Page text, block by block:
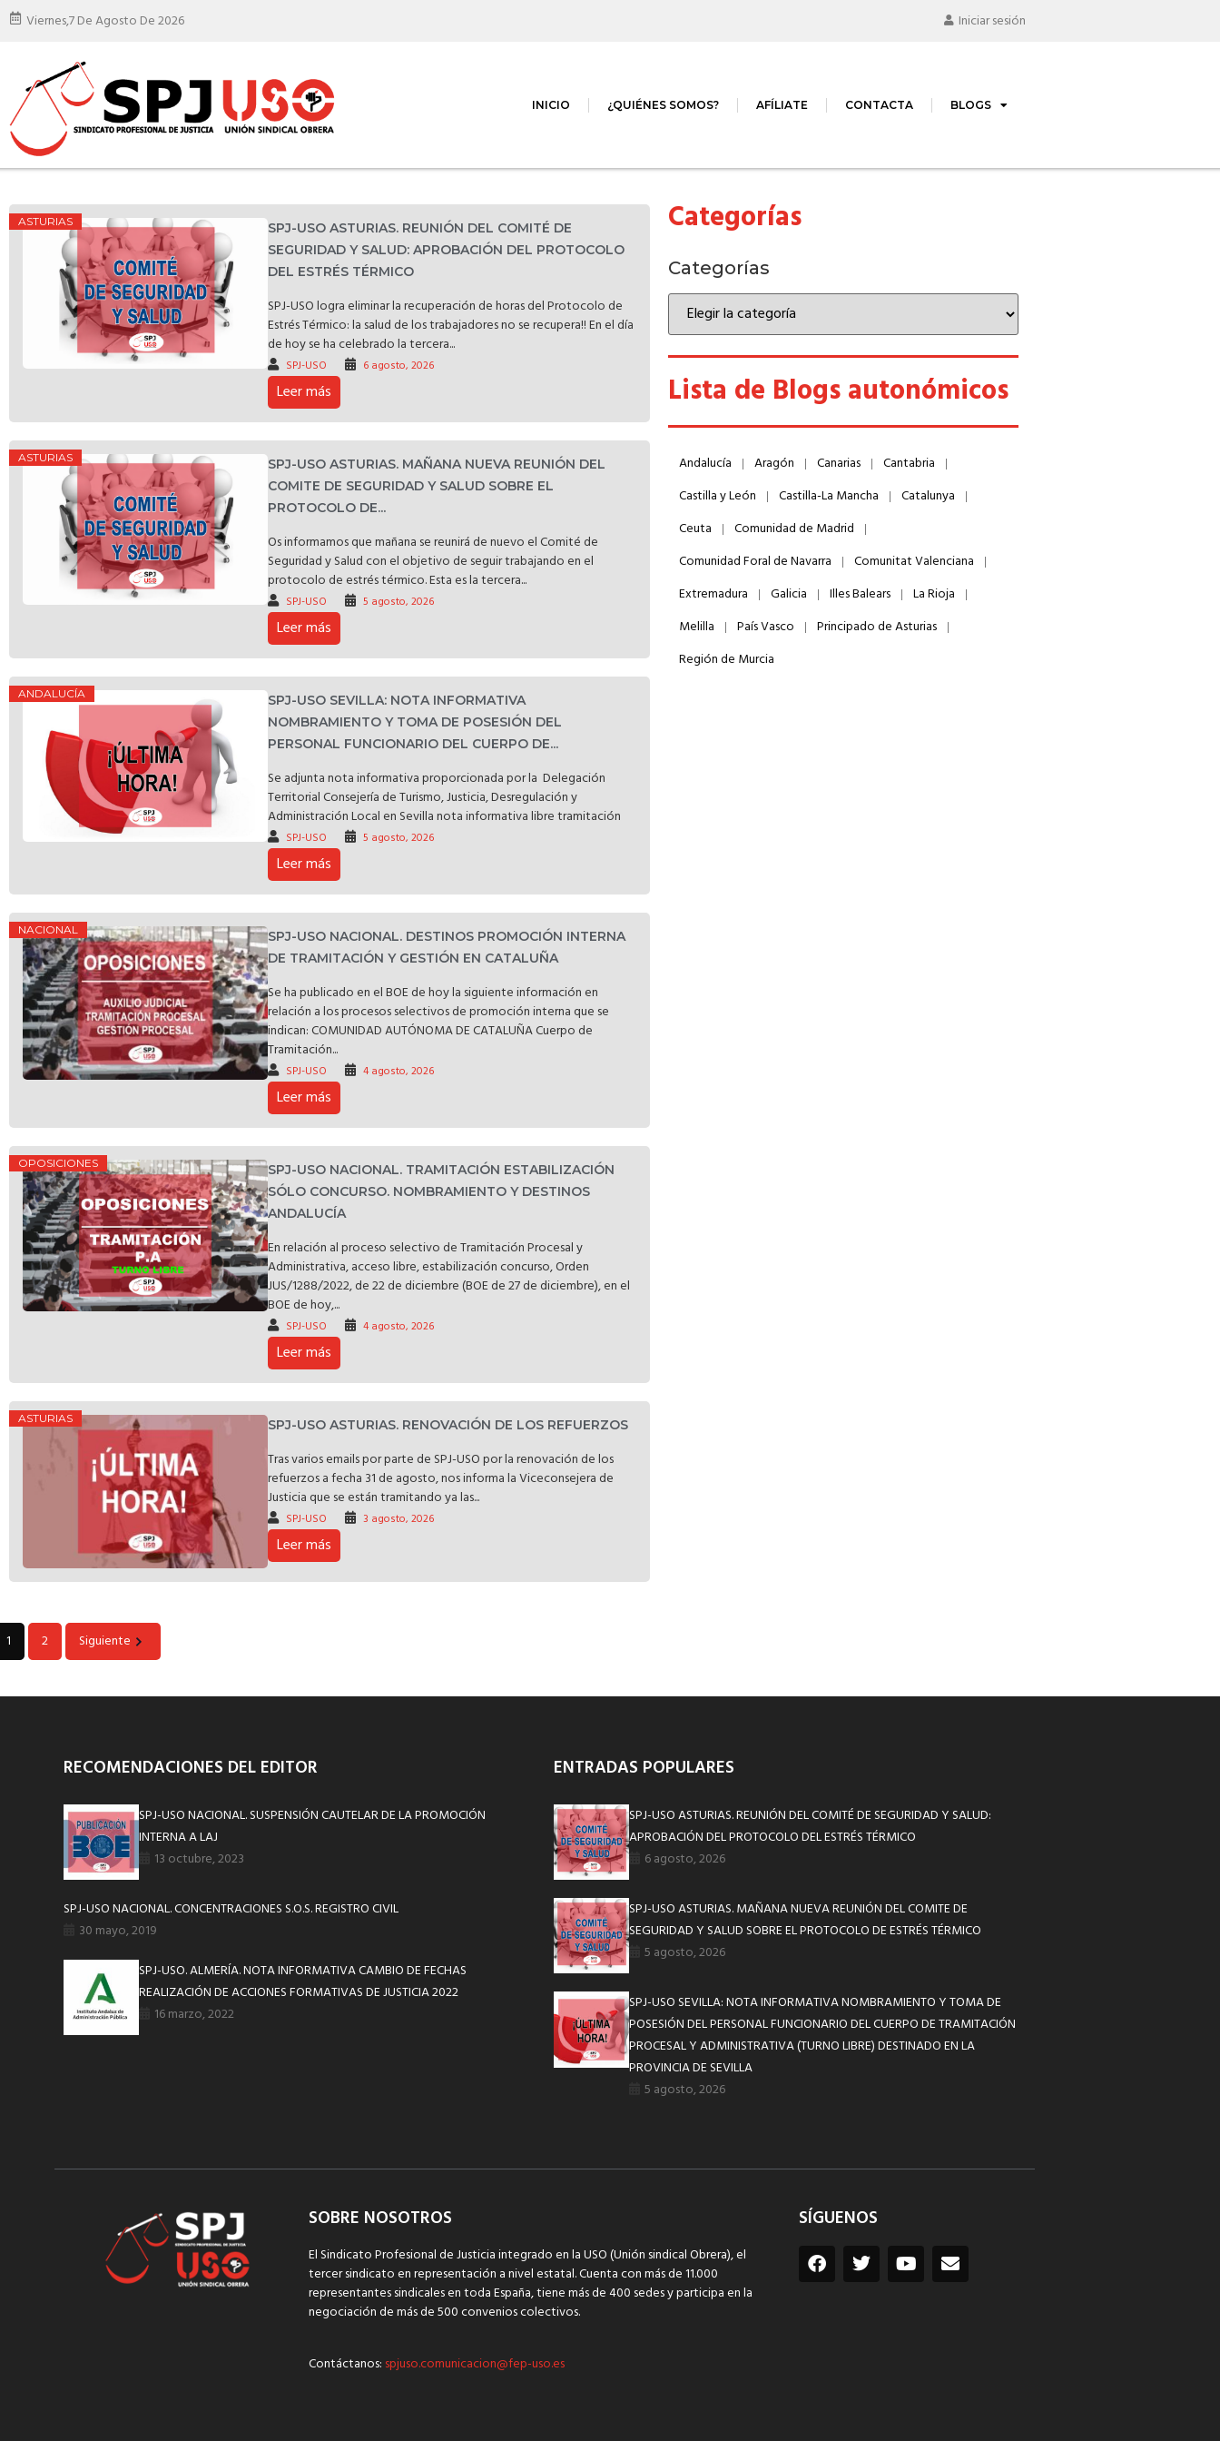
Viernes,7 De Agosto De 2026 Iniciar sesión
INICIO ¿QUIÉNES SOMOS? AFÍLIATE CONTACTA BLOGS
ASTURIAS
SPJ-USO ASTURIAS. REUNIÓN DEL COMITÉ DE
SEGURIDAD Y SALUD: APROBACIÓN DEL PROTOCOLO
DEL ESTRÉS TÉRMICO
SPJ-USO logra eliminar la recuperación de horas del Protocolo de
Estrés Térmico: la salud de los trabajadores no se recupera!! En el día
de hoy se ha celebrado la tercera...
SPJ-USO 6 agosto, 2026
Leer más
ASTURIAS
SPJ-USO ASTURIAS. MAÑANA NUEVA REUNIÓN DEL
COMITE DE SEGURIDAD Y SALUD SOBRE EL
PROTOCOLO DE...
Os informamos que mañana se reunirá de nuevo el Comité de
Seguridad y Salud con el objetivo de seguir trabajando en el
protocolo de estrés térmico. Esta es la tercera...
SPJ-USO 5 agosto, 2026
Leer más
ANDALUCÍA
SPJ-USO SEVILLA: NOTA INFORMATIVA
NOMBRAMIENTO Y TOMA DE POSESIÓN DEL
PERSONAL FUNCIONARIO DEL CUERPO DE...
Se adjunta nota informativa proporcionada por la Delegación
Territorial Consejería de Turismo, Justicia, Desregulación y
Administración Local en Sevilla nota informativa libre tramitación
SPJ-USO 5 agosto, 2026
Leer más
NACIONAL
SPJ-USO NACIONAL. DESTINOS PROMOCIÓN INTERNA
DE TRAMITACIÓN Y GESTIÓN EN CATALUÑA
Se ha publicado en el BOE de hoy la siguiente información en
relación a los procesos selectivos de promoción interna que se
indican: COMUNIDAD AUTÓNOMA DE CATALUÑA Cuerpo de
Tramitación...
SPJ-USO 4 agosto, 2026
Leer más
OPOSICIONES
SPJ-USO NACIONAL. TRAMITACIÓN ESTABILIZACIÓN
SÓLO CONCURSO. NOMBRAMIENTO Y DESTINOS
ANDALUCÍA
En relación al proceso selectivo de Tramitación Procesal y
Administrativa, acceso libre, estabilización concurso, Orden
JUS/1288/2022, de 22 de diciembre (BOE de 27 de diciembre), en el
BOE de hoy,...
SPJ-USO 4 agosto, 2026
Leer más
ASTURIAS SPJ-USO ASTURIAS. RENOVACIÓN DE LOS REFUERZOS
Tras varios emails por parte de SPJ-USO por la renovación de los
refuerzos a fecha 31 de agosto, nos informa la Viceconsejera de
Justicia que se están tramitando ya las...
SPJ-USO 3 agosto, 2026
Leer más
1 2 Siguiente
Categorías
Categorías
Lista de Blogs autonómicos
Andalucía Aragón Canarias
Cantabria
Castilla y León
Castilla-La Mancha
Catalunya
Ceuta
Comunidad de Madrid
Comunidad Foral de Navarra
Comunitat Valenciana
Extremadura
Galicia Illes Balears
La Rioja
Melilla
País Vasco
Principado de Asturias
Región de Murcia
RECOMENDACIONES DEL EDITOR
SPJ-USO NACIONAL. SUSPENSIÓN CAUTELAR DE LA PROMOCIÓN
INTERNA A LAJ
13 octubre, 2023
SPJ-USO NACIONAL. CONCENTRACIONES S.O.S. REGISTRO CIVIL
30 mayo, 2019
SPJ-USO. ALMERÍA. NOTA INFORMATIVA CAMBIO DE FECHAS
REALIZACIÓN DE ACCIONES FORMATIVAS DE JUSTICIA 2022
16 marzo, 2022
ENTRADAS POPULARES
SPJ-USO ASTURIAS. REUNIÓN DEL COMITÉ DE SEGURIDAD Y SALUD:
APROBACIÓN DEL PROTOCOLO DEL ESTRÉS TÉRMICO
6 agosto, 2026
SPJ-USO ASTURIAS. MAÑANA NUEVA REUNIÓN DEL COMITE DE
SEGURIDAD Y SALUD SOBRE EL PROTOCOLO DE ESTRÉS TÉRMICO
5 agosto, 2026
SPJ-USO SEVILLA: NOTA INFORMATIVA NOMBRAMIENTO Y TOMA DE
POSESIÓN DEL PERSONAL FUNCIONARIO DEL CUERPO DE TRAMITACIÓN
PROCESAL Y ADMINISTRATIVA (TURNO LIBRE) DESTINADO EN LA
PROVINCIA DE SEVILLA
5 agosto, 2026
SOBRE NOSOTROS
El Sindicato Profesional de Justicia integrado en la USO (Unión sindical Obrera), el
tercer sindicato en representación a nivel estatal. Cuenta con más de 11.000
representantes sindicales en toda España, tiene más de 400 sedes y participa en la
negociación de más de 500 convenios colectivos.
Contáctanos: spjuso.comunicacion@fep-uso.es
SÍGUENOS